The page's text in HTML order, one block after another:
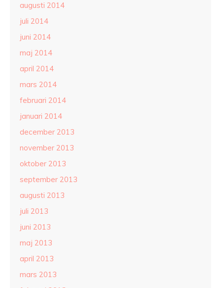
augusti 2014
juli 2014
juni 2014
maj 2014
april 2014
mars 2014
februari 2014
januari 2014
december 2013
november 2013
oktober 2013
september 2013
augusti 2013
juli 2013
juni 2013
maj 2013
april 2013
mars 2013